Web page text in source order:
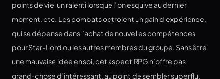
points de vie, un ralenti lorsque l’on esquive au dernier
moment, etc. Les combats octroient un gain d’expérience,
qui se dépense dans l’achat de nouvelles compétences
pour Star-Lord ou les autres membres du groupe. Sans être
une mauvaise idée en soi, cet aspect RPG n’offre pas
grand-chose d’intéressant, au point de sembler superflu.